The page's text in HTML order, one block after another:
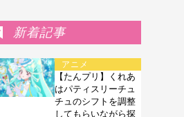
新着記事
アニメ
【たんプリ】くれあ
はパティスリーチュ
チュのシフトを調整
してもらいながら探